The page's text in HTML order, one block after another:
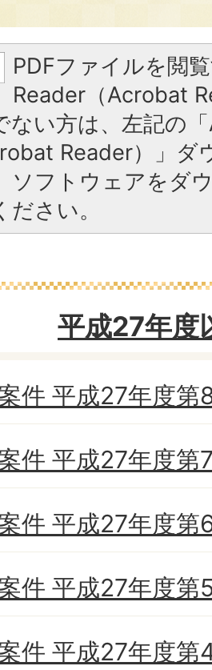
PDFファイルを閲
Reader（Acrobat
ない方は、左記の
Reader）」ダ
ソフトウェアをダ
ださい。
平成27年度
件 平成27年度第
件 平成27年度第
件 平成27年度第
件 平成27年度第
件 平成27年度第